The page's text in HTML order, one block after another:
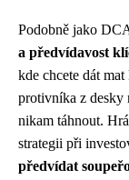
Podobně jako
a předvídavost
kde chcete dát
protivníka z desky
nikam táhnout.
strategii při
předvídat